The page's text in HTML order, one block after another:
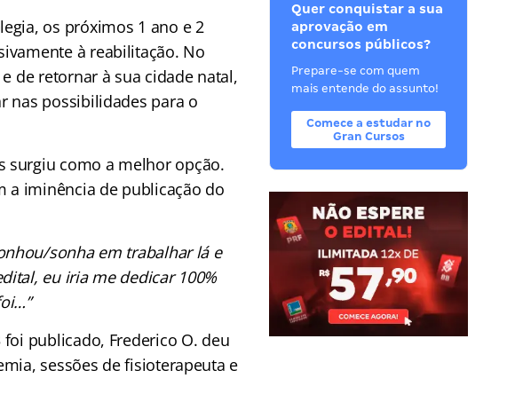
os próximos 1 ano e 2
à reabilitação. No
de retornar à sua cidade natal,
nas possibilidades para o
surgiu como a melhor opção.
a iminência de publicação do
sonha em trabalhar lá e
eu iria me dedicar 100%
publicado, Frederico O. deu
sessões de fisioterapeuta e
Quer conquistar a sua
aprovação em
concursos públicos?
Prepare-se com quem
mais entende do assunto!
Comece a estudar no
Gran Cursos